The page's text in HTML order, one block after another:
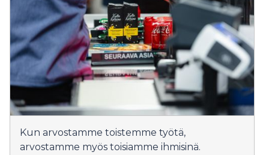
Kun arvostamme toistemme työtä,
arvostamme myös toisiamme ihmisinä.